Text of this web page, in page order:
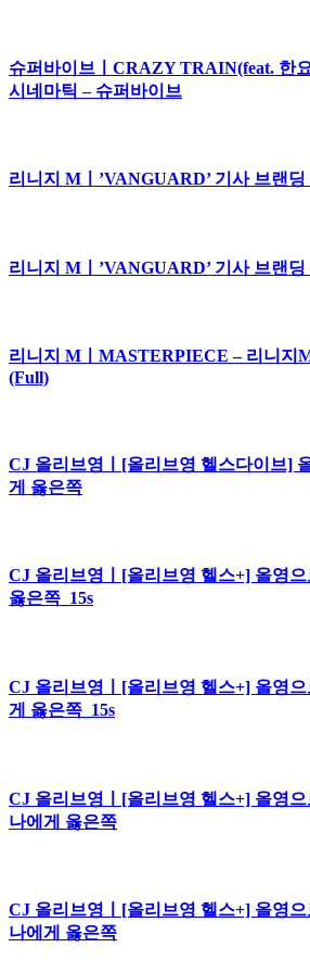
슈퍼바이브ㅣCRAZY TRAIN(feat. 한
시네마틱 – 슈퍼바이브
리니지 Mㅣ’VANGUARD’ 기사 브랜딩
리니지 Mㅣ’VANGUARD’ 기사 브랜딩
리니지 MㅣMASTERPIECE – 리니지
(Full)
CJ 올리브영ㅣ[올리브영 헬스다이브]
게 옳은쪽
CJ 올리브영ㅣ[올리브영 헬스+] 올영으
옳은쪽_15s
CJ 올리브영ㅣ[올리브영 헬스+] 올영으
게 옳은쪽_15s
CJ 올리브영ㅣ[올리브영 헬스+] 올영
나에게 옳은쪽
CJ 올리브영ㅣ[올리브영 헬스+] 올영
나에게 옳은쪽